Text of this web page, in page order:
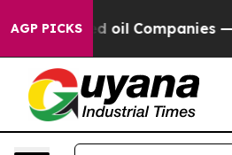
AGP PICKSoil Companies — not